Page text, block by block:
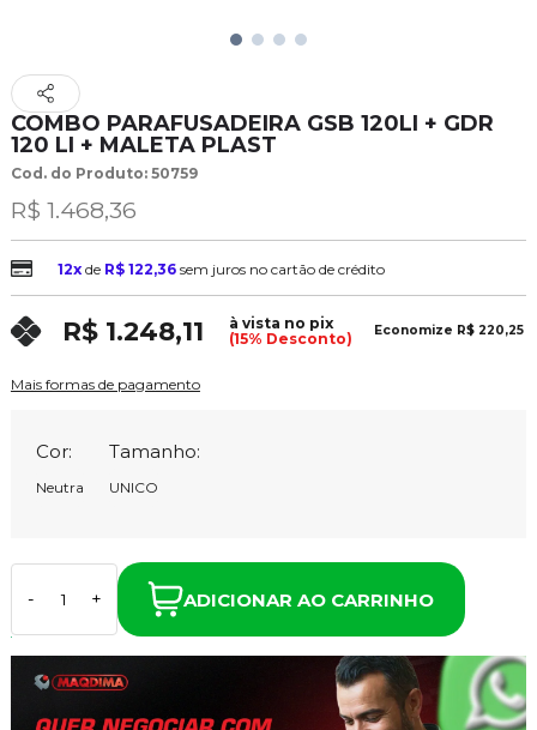
COMBO PARAFUSADEIRA GSB 120LI + GDR
120 LI + MALETA PLAST
Cod. do Produto: 50759
R$ 1.468,36
12xde R$ 122,36 sem juros no cartão de crédito
R$ 1.248,11
à vista no pix
(15% Desconto)
Economize R$ 220,25
Mais formas de pagamento
Cor:
Neutra
Tamanho:
UNICO
- + ADICIONAR AO CARRINHO